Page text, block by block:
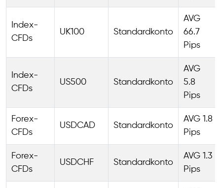
Index-
CFDs
UK100 Standardkonto
AVG
66.7
Pips
Index-
CFDs
US500 Standardkonto
AVG
5.8
Pips
Forex-
CFDs
USDCAD Standardkonto
AVG 1.8
Pips
Forex-
CFDs
USDCHF Standardkonto
AVG 1.3
Pips